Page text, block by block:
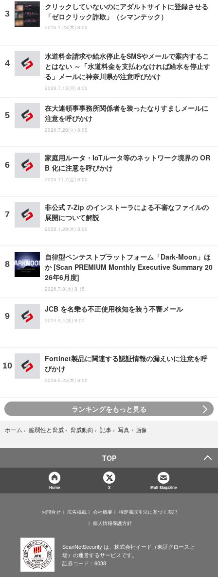
クリックしていないのにアダルトサイトに登録させる
「ゼロクリック詐欺」（シマンテック）
2016.1.28(木) 8:00
水道料金請求や給水停止をSMSやメールで案内するこ
とはない ～「水道料金を支払わなければ給水を停止す
る」メールに神奈川県が注意呼びかけ
2026.7.13(月) 8:00
在大連領事事務所関係者を装ったなりすましメールに
注意を呼びかけ
2026.7.28(火) 8:00
家庭用ルータ・IoTルータ等のネットワーク境界の OR
B 化に注意を呼びかけ
2025.11.7(金) 8:00
非公式 7-Zip のインストーラによる不審なファイルの
展開について解説
2026.1.29(木) 8:00
自律型ペンテストプラットフォーム「Dark-Moon」ほ
か [Scan PREMIUM Monthly Executive Summary 20
26年6月度]
2026.7.8(水) 8:15
JCB を名乗る不正使用検知を装う不審メール
2024.9.4(水) 8:00
Fortinet製品に関連する認証情報の漏えいに注意を呼
びかけ
2026.6.25(木) 8:00
ランキングをもっと見る
ホーム › 脆弱性と脅威 › 脅威動向 › 記事 › 写真・画像
TOP
Home X Mail Magazine
お問合せ 広告掲載 会社概要
特定商取引法に基づく表記
個人情報保護方針
ScanNetSecurity は、株式会社イード（東証グロース上
場）の運営するサービスです。
証券コード：6038